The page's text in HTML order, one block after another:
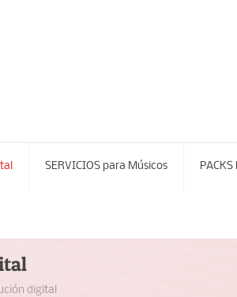
SERVICIOS para Músicos
digital